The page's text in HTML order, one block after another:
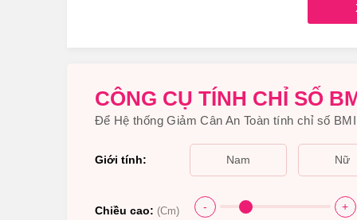
CÔNG CỤ TÍNH CHỈ SỐ
Để Hệ thống Giảm Cân An Toàn tính chỉ số
Giới tính: Nam Nữ
Chiều cao: (Cm) - +